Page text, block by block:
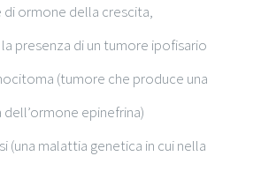
ormone della crescita,
presenza di un tumore ipofisario
(tumore che produce una
dell’ormone epinefrina)
(una malattia genetica in cui nella